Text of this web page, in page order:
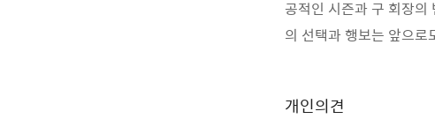
공적인 시즌과 구 회장
의 선택과 행보는 앞으
개인의견